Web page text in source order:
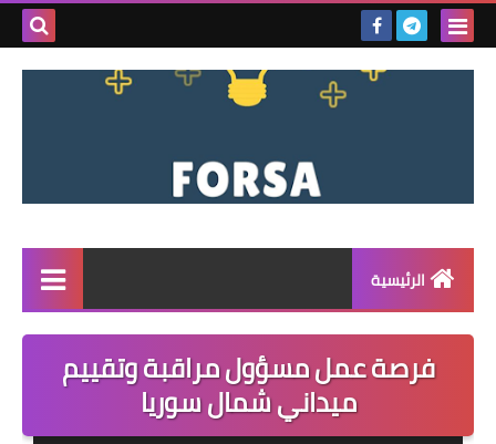
بحث
الرئيسية
القائمة
مناقصات
فرص عمل داخل سوريا
فرصة عمل مسؤول مراقبة وتقييم
ميداني شمال سوريا